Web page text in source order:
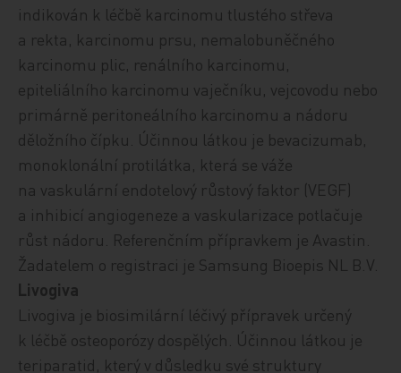
indikován k léčbě karcinomu tlustého střeva
a rekta, karcinomu prsu, nemalobuněčného
karcinomu plic, renálního karcinomu,
epiteliálního karcinomu vaječníku, vejcovodu nebo
primárně peritoneálního karcinomu a nádoru
děložního čípku. Účinnou látkou je bevacizumab,
monoklonální protilátka, která se váže
na vaskulární endotelový růstový faktor (VEGF)
a inhibicí angiogeneze a vaskularizace potlačuje
růst nádoru. Referenčním přípravkem je Avastin.
Žadatelem o registraci je Samsung Bioepis NL B.V.
Livogiva
Livogiva je biosimilární léčivý přípravek určený
k léčbě osteoporózy dospělých. Účinnou látkou je
teriparatid, který v důsledku své struktury